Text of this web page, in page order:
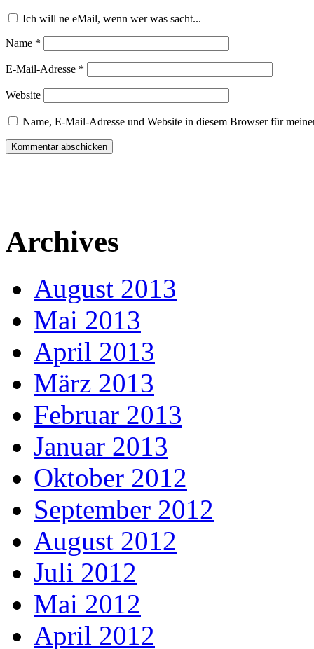
Ich will ne eMail, wenn wer was sacht...
Name *
E-Mail-Adresse *
Website
Name, E-Mail-Adresse und Website in diesem Browser für
Archives
August 2013
Mai 2013
April 2013
März 2013
Februar 2013
Januar 2013
Oktober 2012
September 2012
August 2012
Juli 2012
Mai 2012
April 2012